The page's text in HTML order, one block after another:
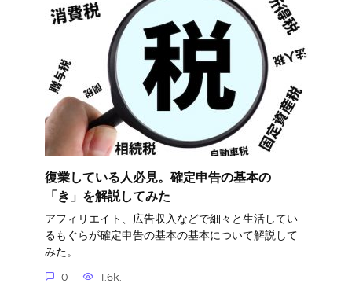
復業している人必見。確定申告の基本の
「き」を解説してみた
アフィリエイト、広告収入などで細々と生活してい
るもぐらが確定申告の基本の基本について解説して
みた。
0 1.6k.